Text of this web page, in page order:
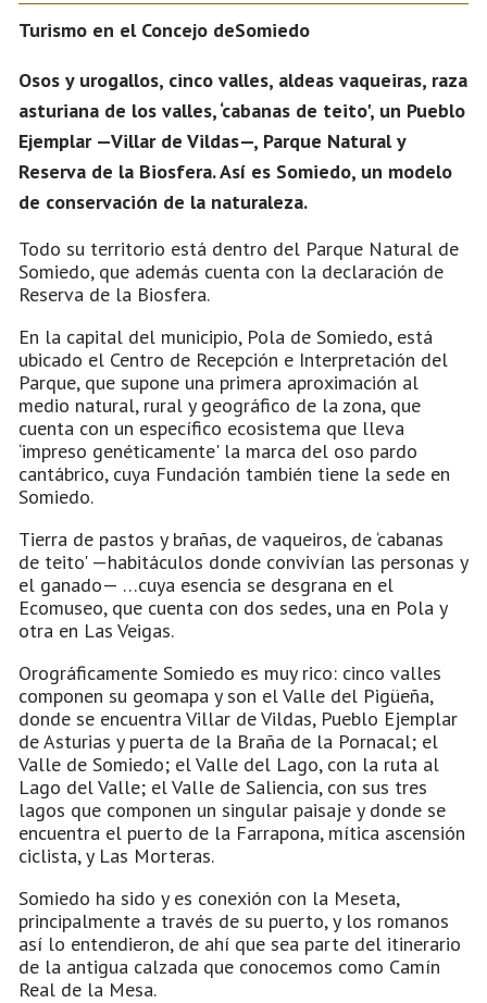
Turismo en el Concejo deSomiedo
Osos y urogallos, cinco valles, aldeas vaqueiras, raza
asturiana de los valles, ‘cabanas de teito', un Pueblo
Ejemplar —Villar de Vildas—, Parque Natural y
Reserva de la Biosfera. Así es Somiedo, un modelo
de conservación de la naturaleza.
Todo su territorio está dentro del Parque Natural de
Somiedo, que además cuenta con la declaración de
Reserva de la Biosfera.
En la capital del municipio, Pola de Somiedo, está
ubicado el Centro de Recepción e Interpretación del
Parque, que supone una primera aproximación al
medio natural, rural y geográfico de la zona, que
cuenta con un específico ecosistema que lleva
‘impreso genéticamente' la marca del oso pardo
cantábrico, cuya Fundación también tiene la sede en
Somiedo.
Tierra de pastos y brañas, de vaqueiros, de ‘cabanas
de teito' —habitáculos donde convivían las personas y
el ganado— …cuya esencia se desgrana en el
Ecomuseo, que cuenta con dos sedes, una en Pola y
otra en Las Veigas.
Orográficamente Somiedo es muy rico: cinco valles
componen su geomapa y son el Valle del Pigüeña,
donde se encuentra Villar de Vildas, Pueblo Ejemplar
de Asturias y puerta de la Braña de la Pornacal; el
Valle de Somiedo; el Valle del Lago, con la ruta al
Lago del Valle; el Valle de Saliencia, con sus tres
lagos que componen un singular paisaje y donde se
encuentra el puerto de la Farrapona, mítica ascensión
ciclista, y Las Morteras.
Somiedo ha sido y es conexión con la Meseta,
principalmente a través de su puerto, y los romanos
así lo entendieron, de ahí que sea parte del itinerario
de la antigua calzada que conocemos como Camín
Real de la Mesa.